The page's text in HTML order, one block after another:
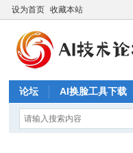
设为首页 收藏本站
论坛 AI换脸工具下载